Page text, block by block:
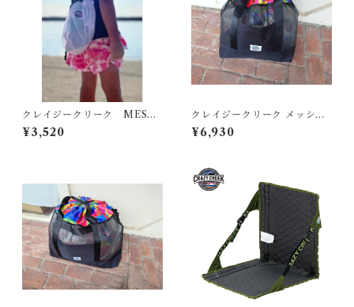
クレイジークリーク MESH
BOWL POUCH
¥3,520
クレイジークリーク メッシュ
トートバッグ Mサイズ BLA
CK
¥6,930